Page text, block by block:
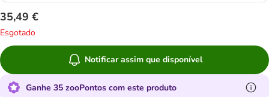
35,49 €
Esgotado
Notificar assim que disponível
Ganhe 35 zooPontos com este produto